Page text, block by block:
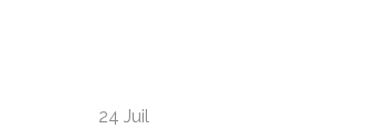
24 Juil